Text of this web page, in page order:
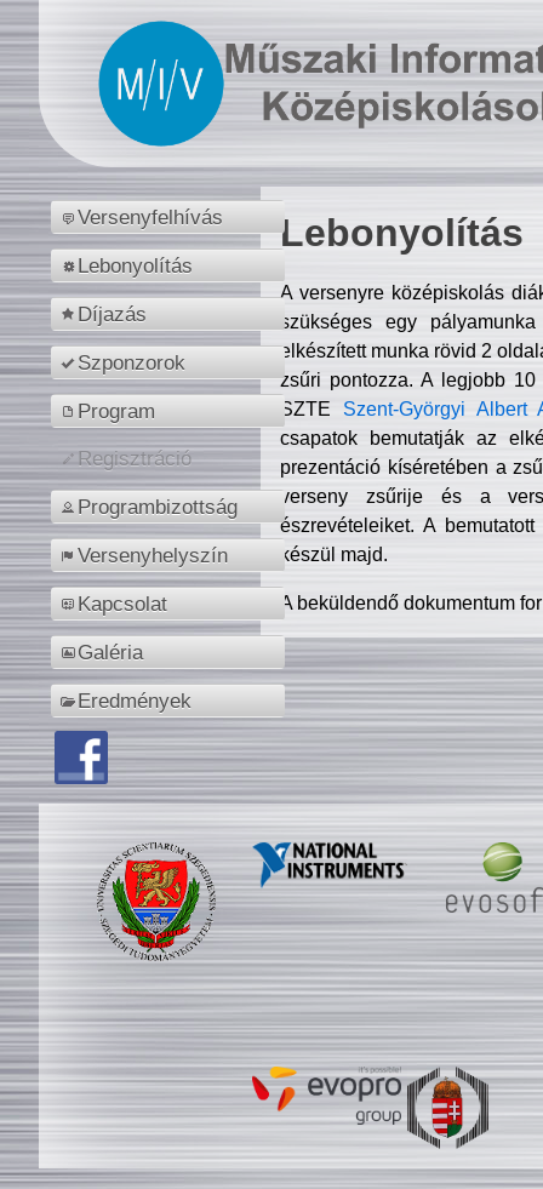
Versenyfelhívás
Lebonyolítás
Díjazás
Szponzorok
Program
Regisztráció
Programbizottság
Versenyhelyszín
Kapcsolat
Galéria
Eredmények
Lebonyolítás
A versenyre középiskolás
szükséges egy
elkészített munka rövid 2
zsűri pontozza. A legjobb
SZTE Szent-Györgyi Albert
csapatok bemutatják az
prezentáció kíséretében a
verseny zsűrije és a
észrevételeiket. A
készül majd.
A beküldendő dokumentum